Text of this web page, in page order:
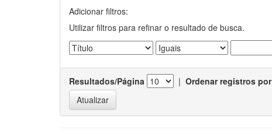
Adicionar filtros:
Utilizar filtros para refinar o resultado de busca.
Resultados/Página | Ordenar registros por